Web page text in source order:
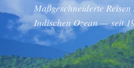
Maßgeschneiderte
Indischen Ozean — seit